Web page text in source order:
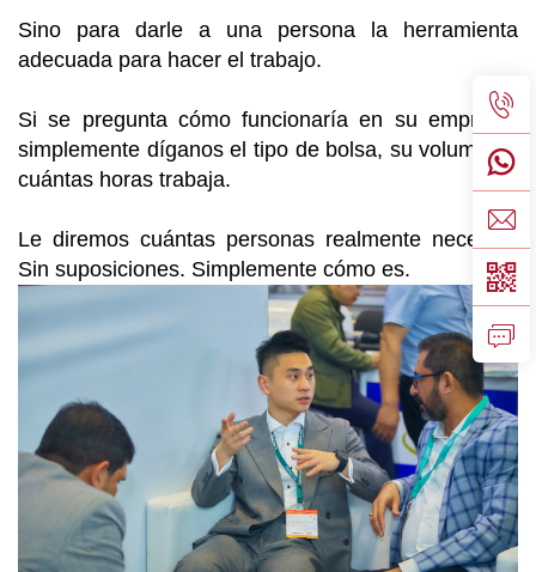
Sino para darle a una persona la herramienta
adecuada para hacer el trabajo.
Si se pregunta cómo funcionaría en su empresa,
simplemente díganos el tipo de bolsa, su volumen y
cuántas horas trabaja.
Le diremos cuántas personas realmente necesita.
Sin suposiciones. Simplemente cómo es.